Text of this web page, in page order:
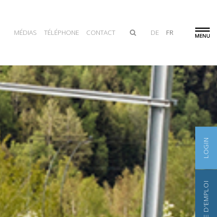
MÉDIAS TÉLÉPHONE CONTACT DE FR
LOGIN